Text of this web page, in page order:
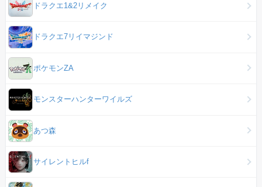
ドラクエ1&2リメイク
ドラクエ7リイマジンド
ポケモンZA
モンスターハンターワイルズ
あつ森
サイレントヒルf